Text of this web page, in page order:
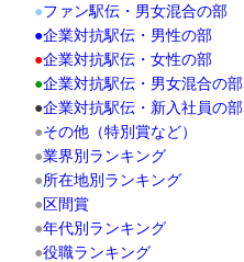
●ファン駅伝・男女混合の部
●企業対抗駅伝・男性の部
●企業対抗駅伝・女性の部
●企業対抗駅伝・男女混合の部
●企業対抗駅伝・新入社員の部
●その他（特別賞など）
●業界別ランキング
●所在地別ランキング
●区間賞
●年代別ランキング
●役職ランキング